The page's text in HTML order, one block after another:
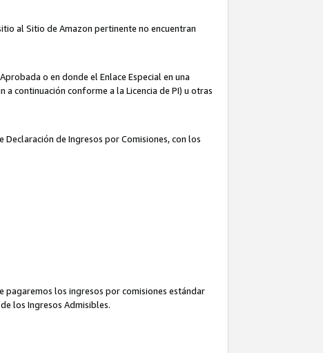
al Sitio de Amazon pertinente no encuentran
o en donde el Enlace Especial en una
continuación conforme a la Licencia de PI) u otras
de Ingresos por Comisiones, con los
pagaremos los ingresos por comisiones estándar
los Ingresos Admisibles.